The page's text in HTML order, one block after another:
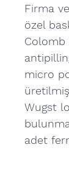
Firma
özel
Colomb
micro
Wugst
adet